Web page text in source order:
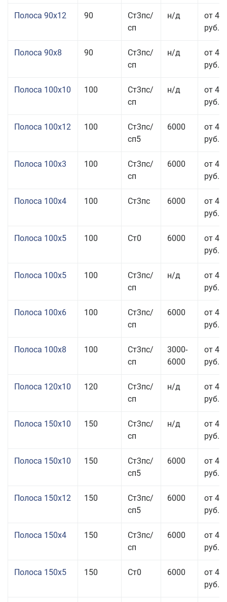
Полоса 90x12 90
Ст3пс/
сп
н/д
от 42
руб.
Полоса 90x8 90
Ст3пс/
сп
н/д
от 42
руб.
Полоса 100x10 100
Ст3пс/
сп
н/д
от 41
руб.
Полоса 100x12 100
Ст3пс/
сп5
6000
от 45
руб.
Полоса 100x3 100
Ст3пс/
сп
6000
от 46
руб.
Полоса 100x4 100 Ст3пс 6000
от 46
руб.
Полоса 100x5 100 Ст0 6000
от 46
руб.
Полоса 100x5 100
Ст3пс/
сп
н/д
от 46
руб.
Полоса 100x6 100
Ст3пс/
сп
6000
от 46
руб.
Полоса 100x8 100
Ст3пс/
сп
3000-
6000
от 42
руб.
Полоса 120x10 120
Ст3пс/
сп
н/д
от 43
руб.
Полоса 150x10 150
Ст3пс/
сп
н/д
от 43
руб.
Полоса 150x10 150
Ст3пс/
сп5
6000
от 43
руб.
Полоса 150x12 150
Ст3пс/
сп5
6000
от 45
руб.
Полоса 150x4 150
Ст3пс/
сп
6000
от 46
руб.
Полоса 150x5 150 Ст0 6000
от 46
руб.